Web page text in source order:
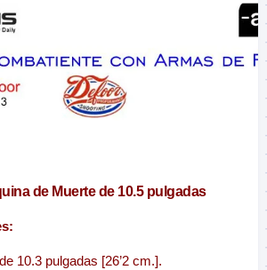
de Muerte de 10.5 pulgadas
10.3 pulgadas [26’2 cm.].